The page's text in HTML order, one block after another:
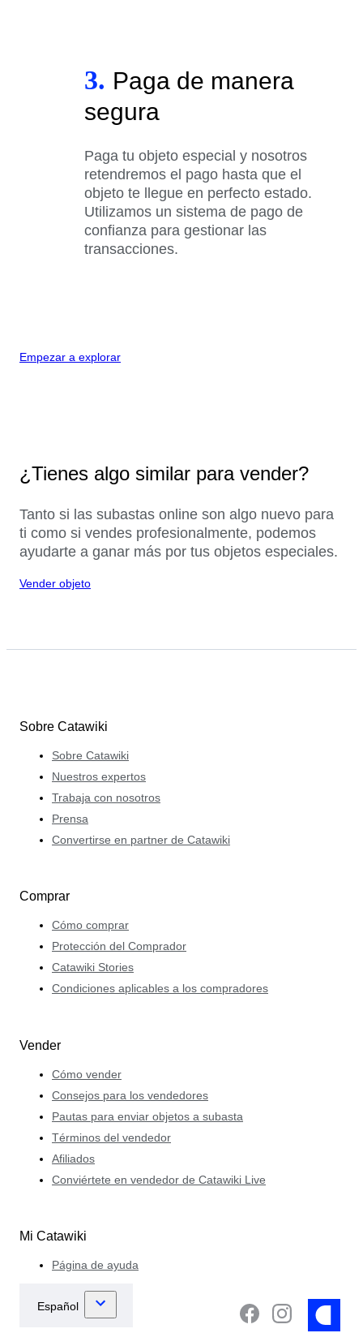
3. Paga de manera
segura
Paga tu objeto especial y nosotros
retendremos el pago hasta que el
objeto te llegue en perfecto estado.
Utilizamos un sistema de pago de
confianza para gestionar las
transacciones.
Empezar a explorar
¿Tienes algo similar para vender?
Tanto si las subastas online son algo nuevo para
ti como si vendes profesionalmente, podemos
ayudarte a ganar más por tus objetos especiales.
Vender objeto
Sobre Catawiki
Sobre Catawiki
Nuestros expertos
Trabaja con nosotros
Prensa
Convertirse en partner de Catawiki
Comprar
Cómo comprar
Protección del Comprador
Catawiki Stories
Condiciones aplicables a los compradores
Vender
Cómo vender
Consejos para los vendedores
Pautas para enviar objetos a subasta
Términos del vendedor
Afiliados
Conviértete en vendedor de Catawiki Live
Mi Catawiki
Página de ayuda